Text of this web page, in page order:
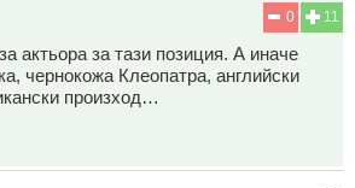
11
0
актьора за тази позиция. А иначе
чернокожа Клеопатра, английски
произход…